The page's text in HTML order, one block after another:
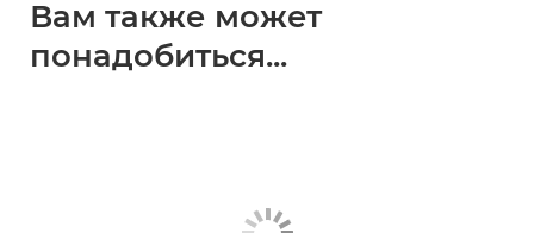
Вам также может
понадобиться...